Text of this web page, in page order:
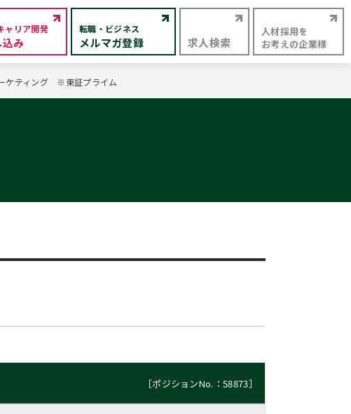
ャリア開発
込み
転職・ビジネス
メルマガ登録 求人検索
人材採用を
お考えの企業様
ケティング ※東証プライム
［ポジションNo.：58873］